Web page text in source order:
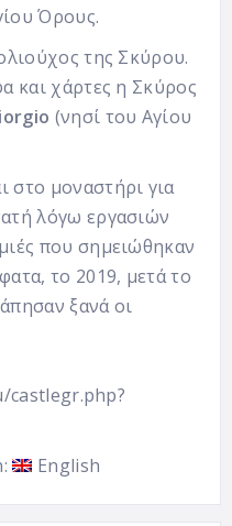
Όρους.
της Σκύρου.
και χάρτες η Σκύρος
(νησί του Αγίου
στο μοναστήρι για
λόγω εργασιών
που σημειώθηκαν
το 2019, μετά το
ξανά οι
castlegr.php?
English